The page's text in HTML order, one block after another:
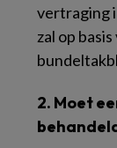
vertraging
zal op
2. Moet